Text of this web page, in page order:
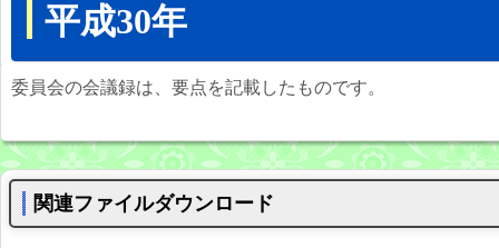
平成30年
委員会の会議録は、要点を記載したものです。
関連ファイルダウンロード